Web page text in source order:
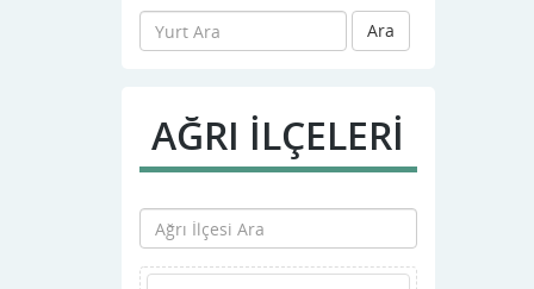
Ara
AĞRI İLÇELERİ